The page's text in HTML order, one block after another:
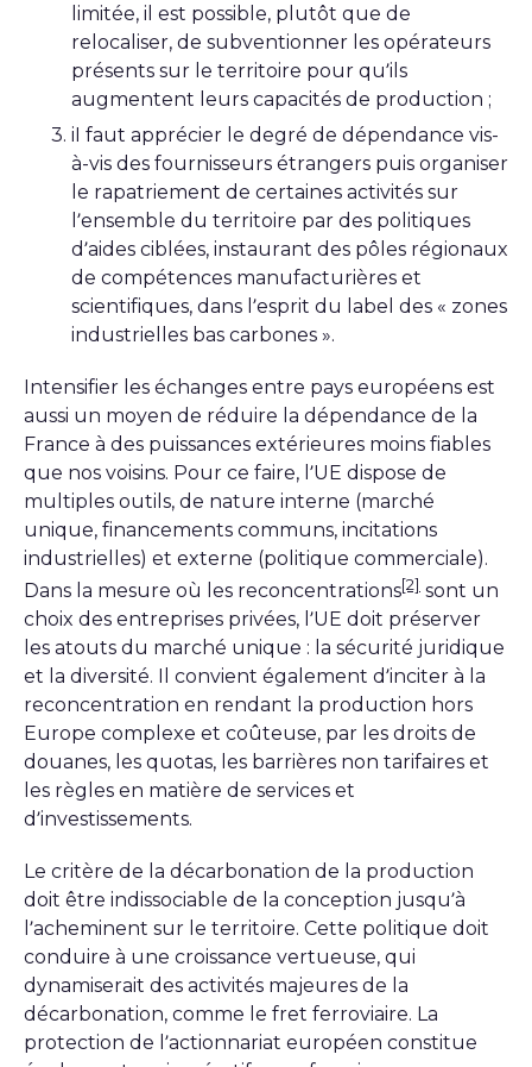
limitée, il est possible, plutôt que de
relocaliser, de subventionner les opérateurs
présents sur le territoire pour qu’ils
augmentent leurs capacités de production ;
iI faut apprécier le degré de dépendance vis-
à-vis des fournisseurs étrangers puis organiser
le rapatriement de certaines activités sur
l’ensemble du territoire par des politiques
d’aides ciblées, instaurant des pôles régionaux
de compétences manufacturières et
scientifiques, dans l’esprit du label des « zones
industrielles bas carbones ».
Intensifier les échanges entre pays européens est
aussi un moyen de réduire la dépendance de la
France à des puissances extérieures moins fiables
que nos voisins. Pour ce faire, l’UE dispose de
multiples outils, de nature interne (marché
unique, financements communs, incitations
industrielles) et externe (politique commerciale).
Dans la mesure où les reconcentrations[2] sont un
choix des entreprises privées, l’UE doit préserver
les atouts du marché unique : la sécurité juridique
et la diversité. Il convient également d’inciter à la
reconcentration en rendant la production hors
Europe complexe et coûteuse, par les droits de
douanes, les quotas, les barrières non tarifaires et
les règles en matière de services et
d’investissements.
Le critère de la décarbonation de la production
doit être indissociable de la conception jusqu’à
l’acheminent sur le territoire. Cette politique doit
conduire à une croissance vertueuse, qui
dynamiserait des activités majeures de la
décarbonation, comme le fret ferroviaire. La
protection de l’actionnariat européen constitue